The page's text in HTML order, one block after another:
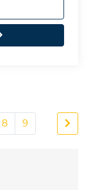
8 9